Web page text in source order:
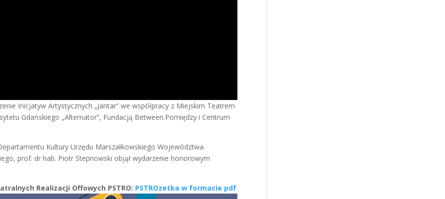
Inicjatyw Artystycznych „Jantar” we współpracy z Miejskim Teatrem
Gdańskiego „Alternator”, Fundacją Between.Pomiędzy i Centrum
Kultury Urzędu Marszałkowskiego Województwa
prof. dr hab. Piotr Stepnowski objął wydarzenie honorowym
Realizacji Offowych PSTRO: PSTROzetka w formacie pdf